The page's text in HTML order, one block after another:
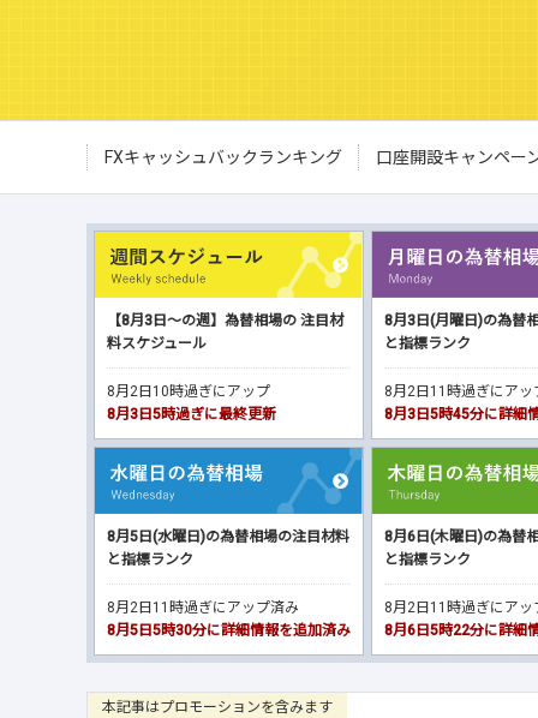
FXキャッシュバックランキング 口座開設キャンペー
【8月3日～の週】為替相場の 注目材
料スケジュール
8月2日10時過ぎにアップ
8月3日5時過ぎに最終更新
8月3日(月曜日)の為替
と指標ランク
8月2日11時過ぎにアッ
8月3日5時45分に詳細
8月5日(水曜日)の為替相場の注目材料
と指標ランク
8月2日11時過ぎにアップ済み
8月5日5時30分に詳細情報を追加済み
8月6日(木曜日)の為替
と指標ランク
8月2日11時過ぎにアッ
8月6日5時22分に詳細
本記事はプロモーションを含みます